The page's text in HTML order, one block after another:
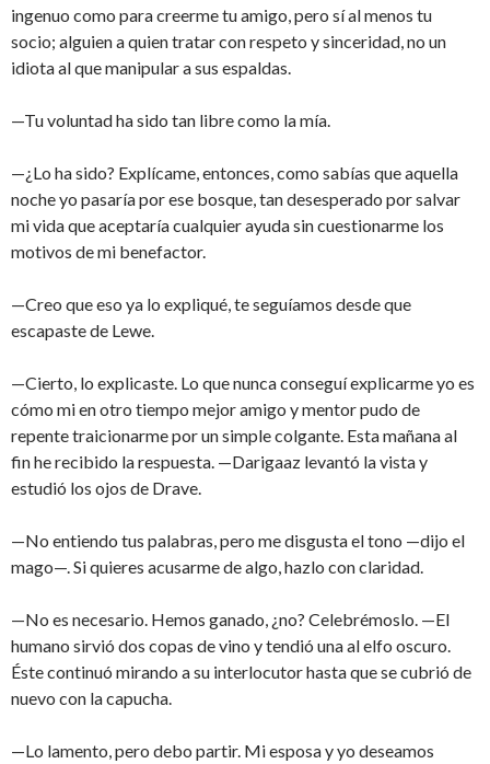
ingenuo como para creerme tu amigo, pero sí al menos tu
socio; alguien a quien tratar con respeto y sinceridad, no un
idiota al que manipular a sus espaldas.
—Tu voluntad ha sido tan libre como la mía.
—¿Lo ha sido? Explícame, entonces, como sabías que aquella
noche yo pasaría por ese bosque, tan desesperado por salvar
mi vida que aceptaría cualquier ayuda sin cuestionarme los
motivos de mi benefactor.
—Creo que eso ya lo expliqué, te seguíamos desde que
escapaste de Lewe.
—Cierto, lo explicaste. Lo que nunca conseguí explicarme yo es
cómo mi en otro tiempo mejor amigo y mentor pudo de
repente traicionarme por un simple colgante. Esta mañana al
fin he recibido la respuesta. —Darigaaz levantó la vista y
estudió los ojos de Drave.
—No entiendo tus palabras, pero me disgusta el tono —dijo el
mago—. Si quieres acusarme de algo, hazlo con claridad.
—No es necesario. Hemos ganado, ¿no? Celebrémoslo. —El
humano sirvió dos copas de vino y tendió una al elfo oscuro.
Éste continuó mirando a su interlocutor hasta que se cubrió de
nuevo con la capucha.
—Lo lamento, pero debo partir. Mi esposa y yo deseamos